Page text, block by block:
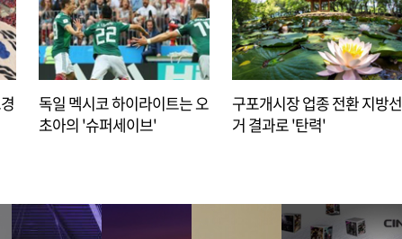
독일 멕시코 하이라이트는 오
초아의 '슈퍼세이브'
구포개시장 업종 전환 지방선
거 결과로 '탄력'